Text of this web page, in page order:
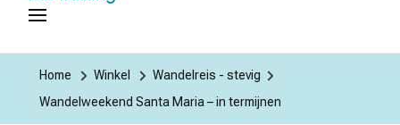
Vita Walking
wandelreizen
Home Winkel
Wandelreis - stevig
Wandelweekend Santa Maria – in termijnen